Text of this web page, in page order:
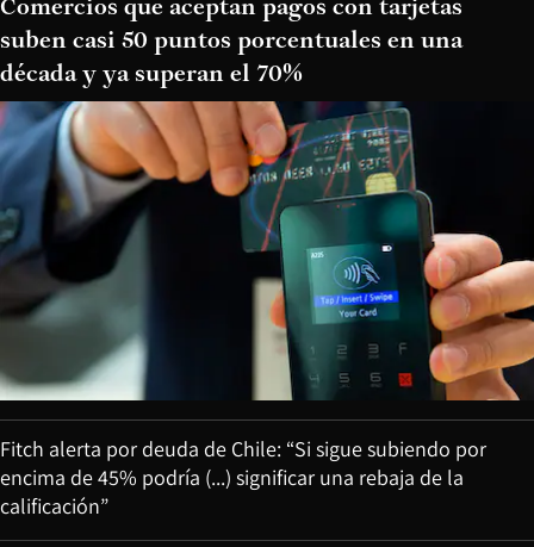
Comercios que aceptan pagos con tarjetas
suben casi 50 puntos porcentuales en una
década y ya superan el 70%
Fitch alerta por deuda de Chile: “Si sigue subiendo por
encima de 45% podría (...) significar una rebaja de la
calificación”